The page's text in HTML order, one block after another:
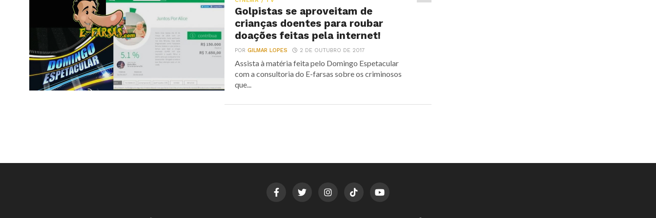
Golpistas se aproveitam de
crianças doentes para roubar
doações feitas pela internet!
PORGILMAR LOPES 2 DE OUTUBRO DE 2017
Assista à matéria feita pelo Domingo Espetacular
com a consultoria do E-farsas sobre os criminosos
que...